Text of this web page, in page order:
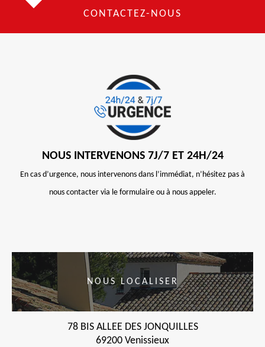
CONTACTEZ-NOUS
NOUS INTERVENONS 7J/7 ET 24H/24
En cas d’urgence, nous intervenons dans l’immédiat, n’hésitez pas à
nous contacter via le formulaire ou à nous appeler.
NOUS LOCALISER
78 BIS ALLEE DES JONQUILLES
69200 Venissieux